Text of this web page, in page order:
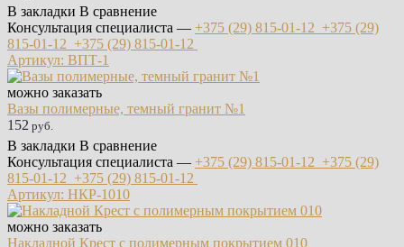
В закладки В сравнение
Консультация специалиста — +375 (29) 815-01-12 +375 (29)
815-01-12 +375 (29) 815-01-12
Артикул: ВПТ-1
можно заказать
Вазы полимерные, темный гранит №1
152 руб.
В закладки В сравнение
Консультация специалиста — +375 (29) 815-01-12 +375 (29)
815-01-12 +375 (29) 815-01-12
Артикул: НКР-1010
можно заказать
Накладной Крест с полимерным покрытием 010